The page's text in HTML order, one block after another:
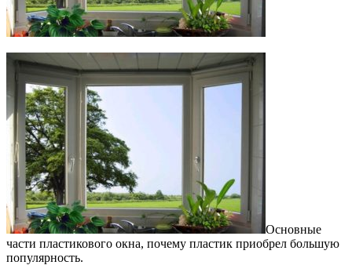
Основные
части пластикового окна, почему пластик приобрел большую
популярность.